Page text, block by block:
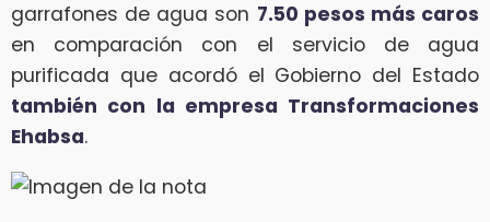
garrafones de agua son 7.50 pesos más caros
en comparación con el servicio de agua
purificada que acordó el Gobierno del Estado
también con la empresa Transformaciones
Ehabsa.